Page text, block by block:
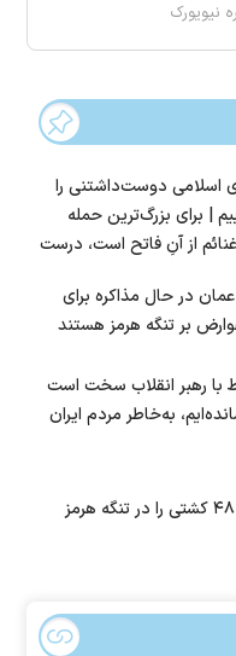
نیویورک
اسلامی دوست‌داشتنی را
| برای بزرگ‌ترین حمله
از آنِ فاتح است، درست
عمان در حال مذاکره برای
بر تنگه هرمز هستند
با رهبر انقلاب سخت است
به‌خاطر مردم ایران
سنتکام: مسیر ۴۸ کشتی را در تنگه هرمز